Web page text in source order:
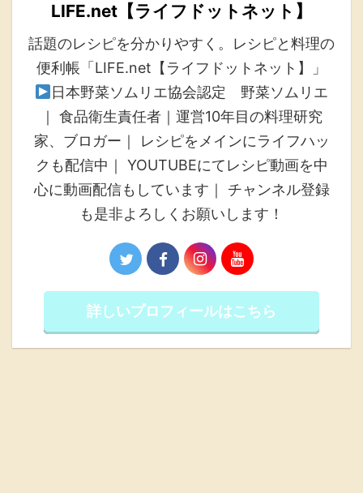
LIFE.net【ライフドットネット】
話題のレシピを分かりやすく。レシピと料理の
便利帳「LIFE.net【ライフドットネット】」
日本野菜ソムリエ協会認定 野菜ソムリエ
｜ 食品衛生責任者｜運営10年目の料理研究
家、ブロガー｜ レシピをメインにライフハッ
クも配信中｜ YOUTUBEにてレシピ動画を中
心に動画配信もしています｜ チャンネル登録
も是非よろしくお願いします！
詳しいプロフィールはこちら